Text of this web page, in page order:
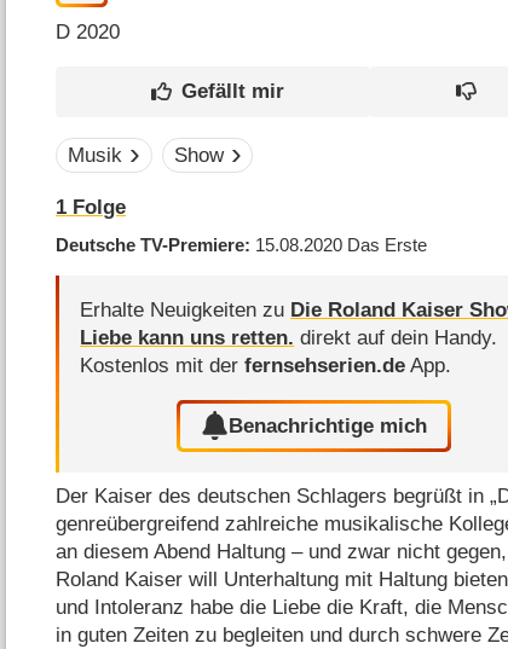
D 2020
Musik Show
1 Folge
Deutsche TV-Premiere 15.08.2020 Das Erste
Erhalte Neuigkeiten zu Die Roland Kaiser
Liebe kann uns retten. direkt auf dein Handy.
Kostenlos mit derfernsehserien.de App.
Benachrichtige mich
Der Kaiser des deutschen Schlagers begrüßt in
genreübergreifend zahlreiche musikalische
an diesem Abend Haltung – und zwar nicht
Roland Kaiser will Unterhaltung mit Haltung
und Intoleranz habe die Liebe die Kraft, die
in guten Zeiten zu begleiten und durch schwere